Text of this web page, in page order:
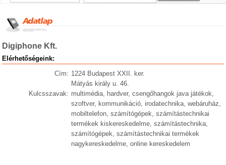
Digiphone Kft.
Elérhetőségeink:
Cím: 1224 Budapest XXII. ker.
Mátyás király u. 46.
Kulcsszavak: multimédia, hardver, csengőhangok java játékok,
szoftver, kommunikáció, irodatechnika, webáruház,
mobiltelefon, számítógépek, számítástechnikai
termékek kiskereskedelme, számítástechnika,
számítógépek, számítástechnikai termékek
nagykereskedelme, online kereskedelem